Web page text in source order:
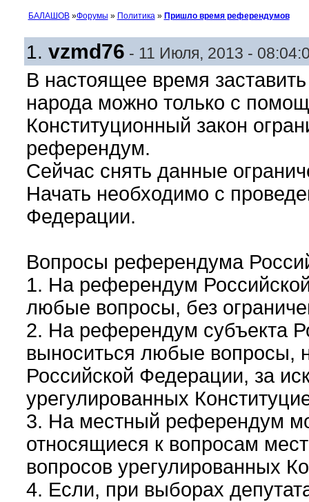
БАЛАШОВ»Форумы » Политика» Пришло время референдумов
1. vzmd76 - 11 Июля, 2013 -
В настоящее время
народа можно только с
Конституционный закон
референдум.
Сейчас снять данные
Начать необходимо с
Федерации.
Вопросы референдума
1. На референдум
любые вопросы, без
2. На референдум субъекта
выноситься любые вопросы,
Российской Федерации, за
урегулированных
3. На местный референдум
относящиеся к вопросам
вопросов урегулированных
4. Если, при выборах